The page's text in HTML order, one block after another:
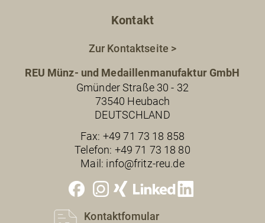
Kontakt
Zur Kontaktseite >
REU Münz- und Medaillenmanufaktur GmbH
Gmünder Straße 30 - 32
73540 Heubach
DEUTSCHLAND
Fax: +49 71 73 18 858
Telefon: +49 71 73 18 80
Mail: info@fritz-reu.de
Kontaktfomular